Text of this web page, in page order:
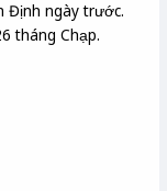
Định ngày trước.
tháng Chạp.